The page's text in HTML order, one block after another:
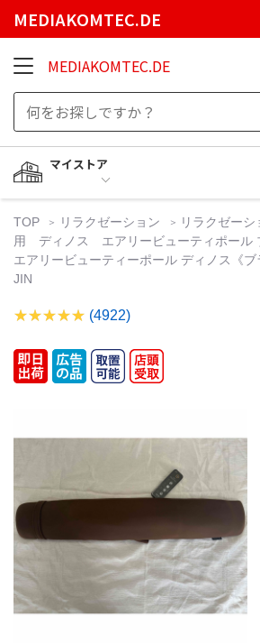
MEDIAKOMTEC.DE
MEDIAKOMTEC.DE
マイストア
TOP リラクゼーション リラクゼー
用 ディノス エアリービューティポール
エアリービューティーポール ディノス《
JIN
(4922)